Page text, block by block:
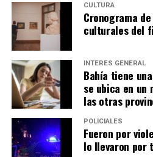
CULTURA
Cronograma
culturales del
INTERÉS GENERAL
Bahía tiene
se ubica en un
las otras
POLICIALES
Fueron por
lo llevaron por